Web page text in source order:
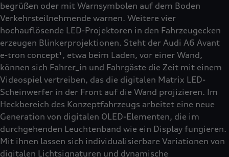
begrüßen oder mit Warnsymbolen auf dem Boden
Verkehrsteilnehmende warnen. Weitere vier
hochauflösende LED-Projektoren in den Fahrzeugecken
erzeugen Blinkerprojektionen. Steht der Audi A6 Avant
e-tron concept¹, etwa beim Laden, vor einer Wand,
können sich Fahrer_in und Fahrgäste die Zeit mit einem
Videospiel vertreiben, das die digitalen Matrix LED-
Scheinwerfer in der Front auf die Wand projizieren. Im
Heckbereich des Konzeptfahrzeugs arbeitet eine neue
Generation von digitalen OLED-Elementen, die im
durchgehenden Leuchtenband wie ein Display fungieren.
Mit ihnen lassen sich individualisierbare Variationen von
digitalen Lichtsignaturen und dynamische